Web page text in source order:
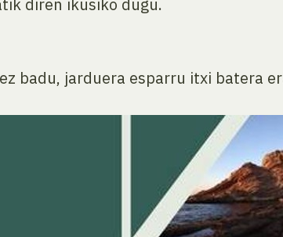
badu, jarduera esparru itxi batera